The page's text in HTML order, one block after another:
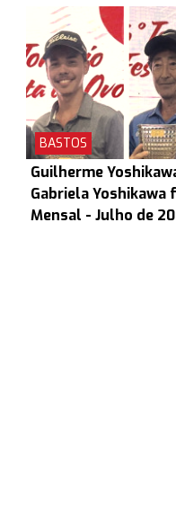
BASTOS
Guilherme
Gabriela
Mensal - Julho de